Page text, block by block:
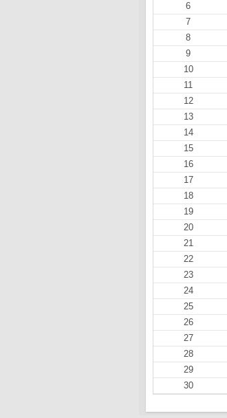
6
7
8
9
10
11
12
13
14
15
16
17
18
19
20
21
22
23
24
25
26
27
28
29
30